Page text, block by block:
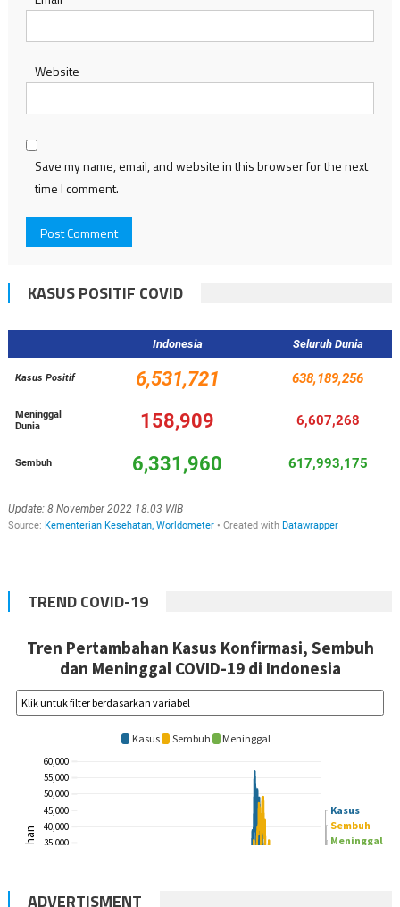
Website
Save my name, email, and website in this browser for the next
time I comment.
KASUS POSITIF COVID
TREND COVID-19
ADVERTISMENT